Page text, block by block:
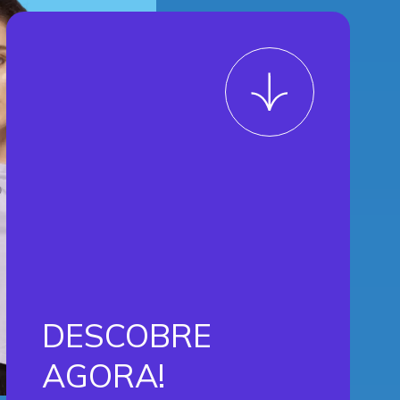
DESCOBRE
AGORA!